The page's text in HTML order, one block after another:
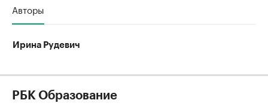
Авторы
Ирина Рудевич
РБК Образование